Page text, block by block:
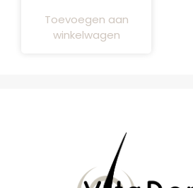
Toevoegen aan
winkelwagen